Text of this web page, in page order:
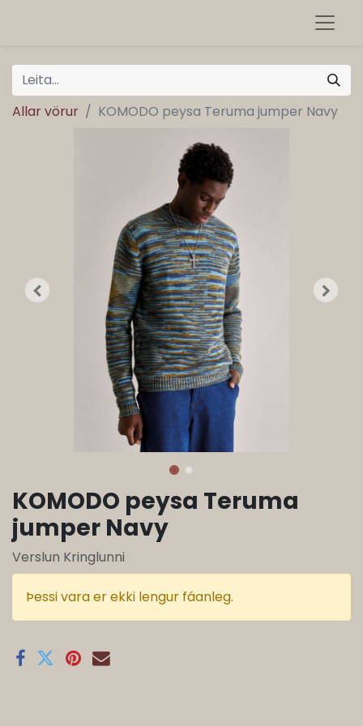
Allar vörur KOMODO peysa Teruma jumper Navy
KOMODO peysa Teruma
jumper Navy
Verslun Kringlunni
Þessi vara er ekki lengur fáanleg.